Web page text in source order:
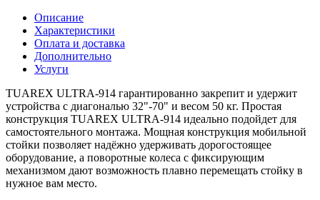
Описание
Характеристики
Оплата и доставка
Дополнительно
Услуги
TUAREX ULTRA-914 гарантированно закрепит и удержит
устройства с диагональю 32"-70" и весом 50 кг. Простая
конструкция TUAREX ULTRA-914 идеально подойдет для
самостоятельного монтажа. Мощная конструкция мобильной
стойки позволяет надёжно удерживать дорогостоящее
оборудование, а поворотные колеса с фиксирующим
механизмом дают возможность плавно перемещать стойку в
нужное вам место.